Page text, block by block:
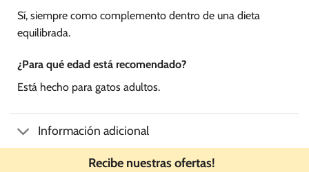
Sí, siempre como complemento dentro de una dieta
equilibrada.
¿Para qué edad está recomendado?
Está hecho para gatos adultos.
Información adicional
Recibe nuestras ofertas!